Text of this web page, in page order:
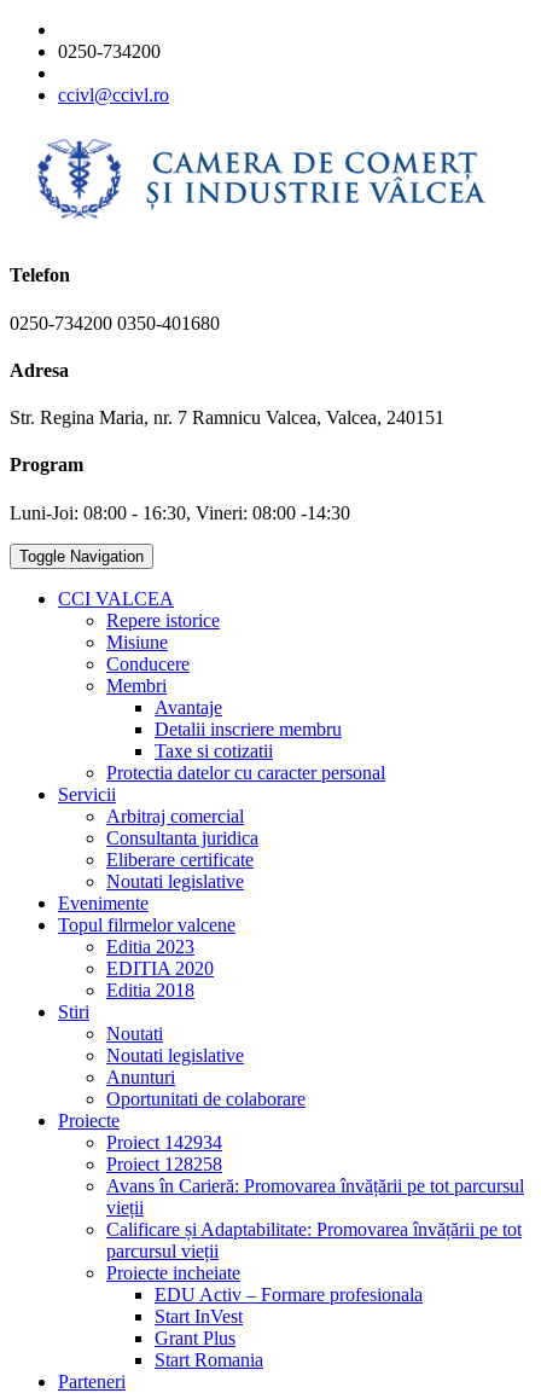
0250-734200
ccivl@ccivl.ro
Telefon
0250-734200 0350-401680
Adresa
Str. Regina Maria, nr. 7 Ramnicu Valcea, Valcea, 240151
Program
Luni-Joi: 08:00 - 16:30, Vineri: 08:00 -14:30
Toggle Navigation
CCI VALCEA
Repere istorice
Misiune
Conducere
Membri
Avantaje
Detalii inscriere membru
Taxe si cotizatii
Protectia datelor cu caracter personal
Servicii
Arbitraj comercial
Consultanta juridica
Eliberare certificate
Noutati legislative
Evenimente
Topul filrmelor valcene
Editia 2023
EDITIA 2020
Editia 2018
Stiri
Noutati
Noutati legislative
Anunturi
Oportunitati de colaborare
Proiecte
Proiect 142934
Proiect 128258
Avans în Carieră: Promovarea învățării pe tot parcursul
vieții
Calificare și Adaptabilitate: Promovarea învățării pe tot
parcursul vieții
Proiecte incheiate
EDU Activ – Formare profesionala
Start InVest
Grant Plus
Start Romania
Parteneri